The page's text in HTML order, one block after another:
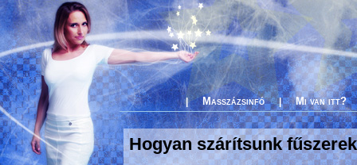
| Masszázsinfó | Mi van itt?
Hogyan szárítsunk